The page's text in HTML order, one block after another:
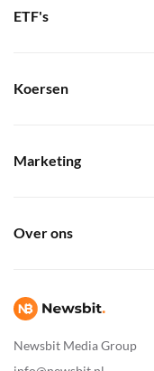
Newsbit Media Group
ETF's
Koersen
Marketing
Over ons